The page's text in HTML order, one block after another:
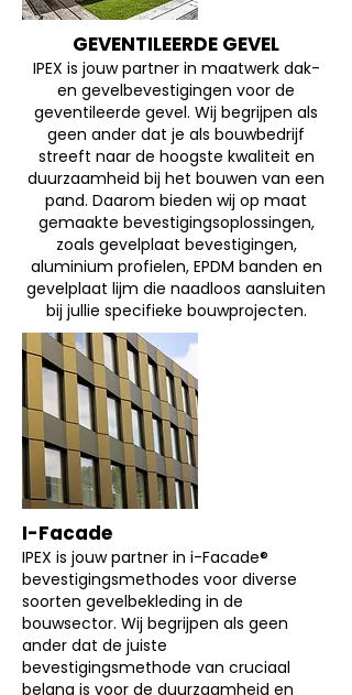
GEVENTILEERDE GEVEL
IPEX is jouw partner in maatwerk dak-
en gevelbevestigingen voor de
geventileerde gevel. Wij begrijpen als
geen ander dat je als bouwbedrijf
streeft naar de hoogste kwaliteit en
duurzaamheid bij het bouwen van een
pand. Daarom bieden wij op maat
gemaakte bevestigingsoplossingen,
zoals gevelplaat bevestigingen,
aluminium profielen, EPDM banden en
gevelplaat lijm die naadloos aansluiten
bij jullie specifieke bouwprojecten.
I-Facade
IPEX is jouw partner in i-Facade®
bevestigingsmethodes voor diverse
soorten gevelbekleding in de
bouwsector. Wij begrijpen als geen
ander dat de juiste
bevestigingsmethode van cruciaal
belang is voor de duurzaamheid en